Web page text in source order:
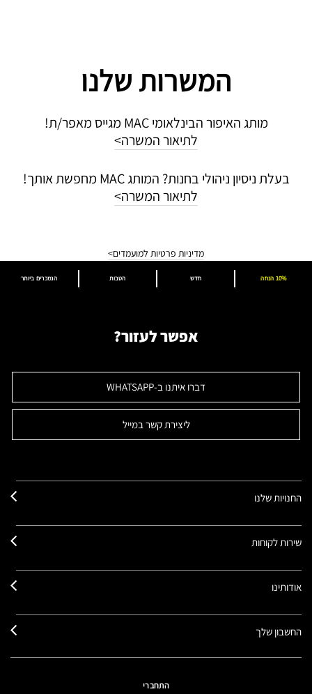
המשרות שלנו
מותג האיפור הבינלאומי MAC מגייס מאפר/ת!
לתיאור המשרה>
בעלת ניסיון ניהולי בחנות? המותג MAC מחפשת אותך!
לתיאור המשרה>
מדיניות פרטיות למועמדים>
הנמכרים ביותר הטבות חדש 10% הנחה
אפשר לעזור?
דברו איתנו ב-WHATSAPP
ליצירת קשר במייל
החנויות שלנו
שירות לקוחות
אודותינו
החשבון שלך
התחברי